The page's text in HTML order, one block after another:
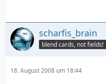
scharfis_brain
blend cards, not fields!
18. August 2008 um 18:44